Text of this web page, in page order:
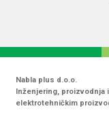
Nabla plus d.o.o.
Inženjering, proizvodnja
elektrotehničkim